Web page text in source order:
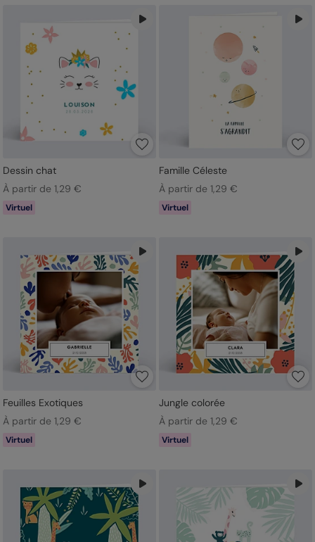
Dessin chat
À partir de 1,29 €
Virtuel
Famille Céleste
À partir de 1,29 €
Virtuel
Feuilles Exotiques
À partir de 1,29 €
Virtuel
Jungle colorée
À partir de 1,29 €
Virtuel